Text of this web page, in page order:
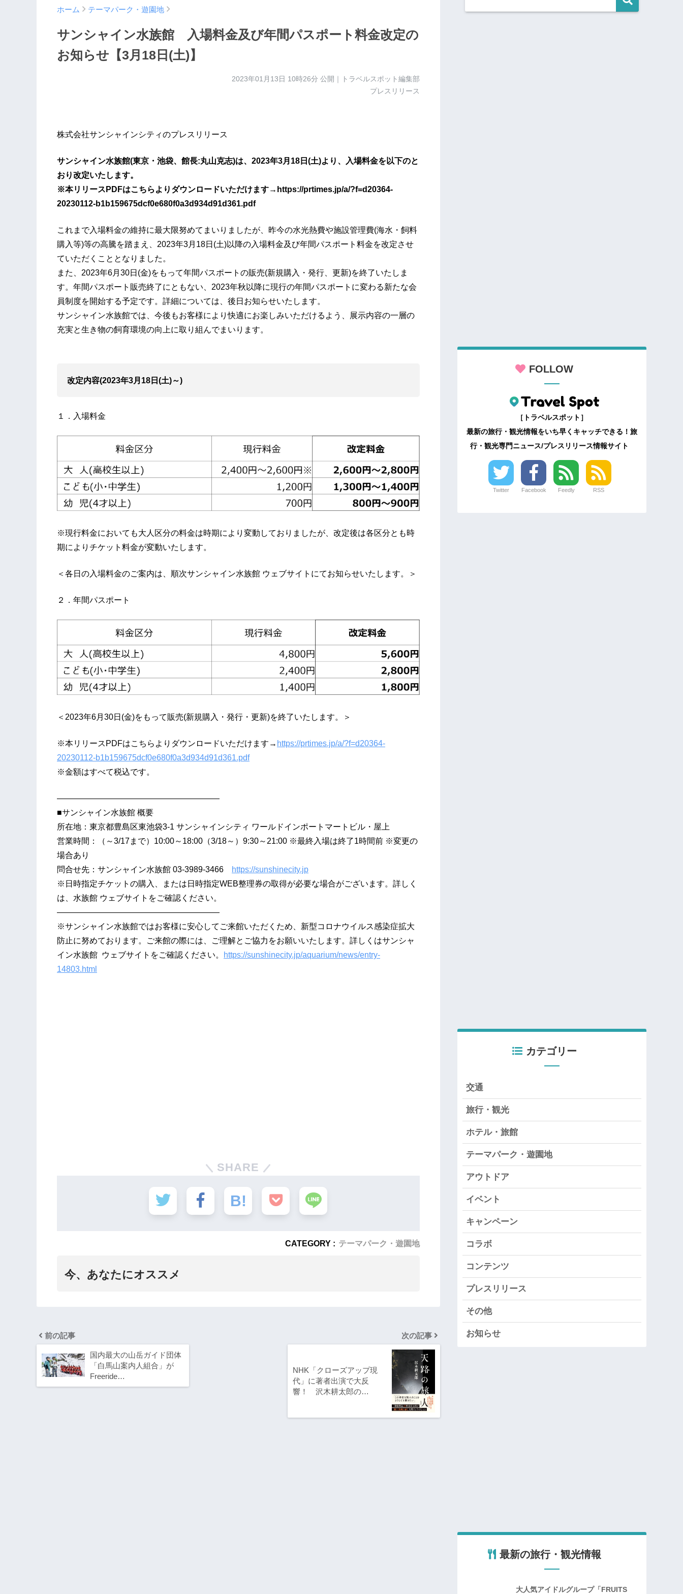
ホーム テーマパーク・遊園地
サンシャイン水族館 入場料金及び年間パスポート料金改定の
お知らせ【3月18日(土)】
2023年01月13日 10時26分 公開｜トラベルスポット編集部
プレスリリース
株式会社サンシャインシティのプレスリリース
サンシャイン水族館(東京・池袋、館長:丸山克志)は、2023年3月18日(土)より、入場料金を以下のと
おり改定いたします。
※本リリースPDFはこちらよりダウンロードいただけます→https://prtimes.jp/a/?f=d20364-
20230112-b1b159675dcf0e680f0a3d934d91d361.pdf
これまで入場料金の維持に最大限努めてまいりましたが、昨今の水光熱費や施設管理費(海水・飼料
購入等)等の高騰を踏まえ、2023年3月18日(土)以降の入場料金及び年間パスポート料金を改定させ
ていただくこととなりました。
また、2023年6月30日(金)をもって年間パスポートの販売(新規購入・発行、更新)を終了いたしま
す。年間パスポート販売終了にともない、2023年秋以降に現行の年間パスポートに変わる新たな会
員制度を開始する予定です。詳細については、後日お知らせいたします。
サンシャイン水族館では、今後もお客様により快適にお楽しみいただけるよう、展示内容の一層の
充実と生き物の飼育環境の向上に取り組んでまいります。
改定内容(2023年3月18日(土)～)
１．入場料金
※現行料金においても大人区分の料金は時期により変動しておりましたが、改定後は各区分とも時
期によりチケット料金が変動いたします。
＜各日の入場料金のご案内は、順次サンシャイン水族館 ウェブサイトにてお知らせいたします。＞
２．年間パスポート
＜2023年6月30日(金)をもって販売(新規購入・発行・更新)を終了いたします。＞
※本リリースPDFはこちらよりダウンロードいただけます→ https://prtimes.jp/a/?f=d20364-
20230112-b1b159675dcf0e680f0a3d934d91d361.pdf
※金額はすべて税込です。
————————————————————
■サンシャイン水族館 概要
所在地：東京都豊島区東池袋3-1 サンシャインシティ ワールドインポートマートビル・屋上
営業時間：（～3/17まで）10:00～18:00（3/18～）9:30～21:00 ※最終入場は終了1時間前 ※変更の
場合あり
問合せ先：サンシャイン水族館 03-3989-3466
https://sunshinecity.jp
※日時指定チケットの購入、または日時指定WEB整理券の取得が必要な場合がございます。詳しく
は、水族館 ウェブサイトをご確認ください。
————————————————————
※サンシャイン水族館ではお客様に安心してご来館いただくため、新型コロナウイルス感染症拡大
防止に努めております。ご来館の際には、ご理解とご協力をお願いいたします。詳しくはサンシャ
イン水族館 ウェブサイトをご確認ください。
https://sunshinecity.jp/aquarium/news/entry-
14803.html
SHARE
CATEGORY : テーマパーク・遊園地
今、あなたにオススメ
前の記事
国内最大の山岳ガイド団体
「白馬山案内人組合」が
Freeride…
次の記事
NHK「クローズアップ現
代」に著者出演で大反
響！ 沢木耕太郎の…
FOLLOW
［トラベルスポット］
最新の旅行・観光情報をいち早くキャッチできる！旅
行・観光専門ニュース/プレスリリース情報サイト
Twitter Facebook Feedly RSS
カテゴリー
交通
旅行・観光
ホテル・旅館
テーマパーク・遊園地
アウトドア
イベント
キャンペーン
コラボ
コンテンツ
プレスリリース
その他
お知らせ
最新の旅行・観光情報
大人気アイドルグループ「FRUITS